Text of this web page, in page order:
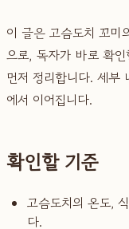
이 글은 고슴도치 꼬
으로, 독자가 바로 확
먼저 정리합니다. 세
에서 이어집니다.
확인할 기준
고슴도치의 온도,
다.